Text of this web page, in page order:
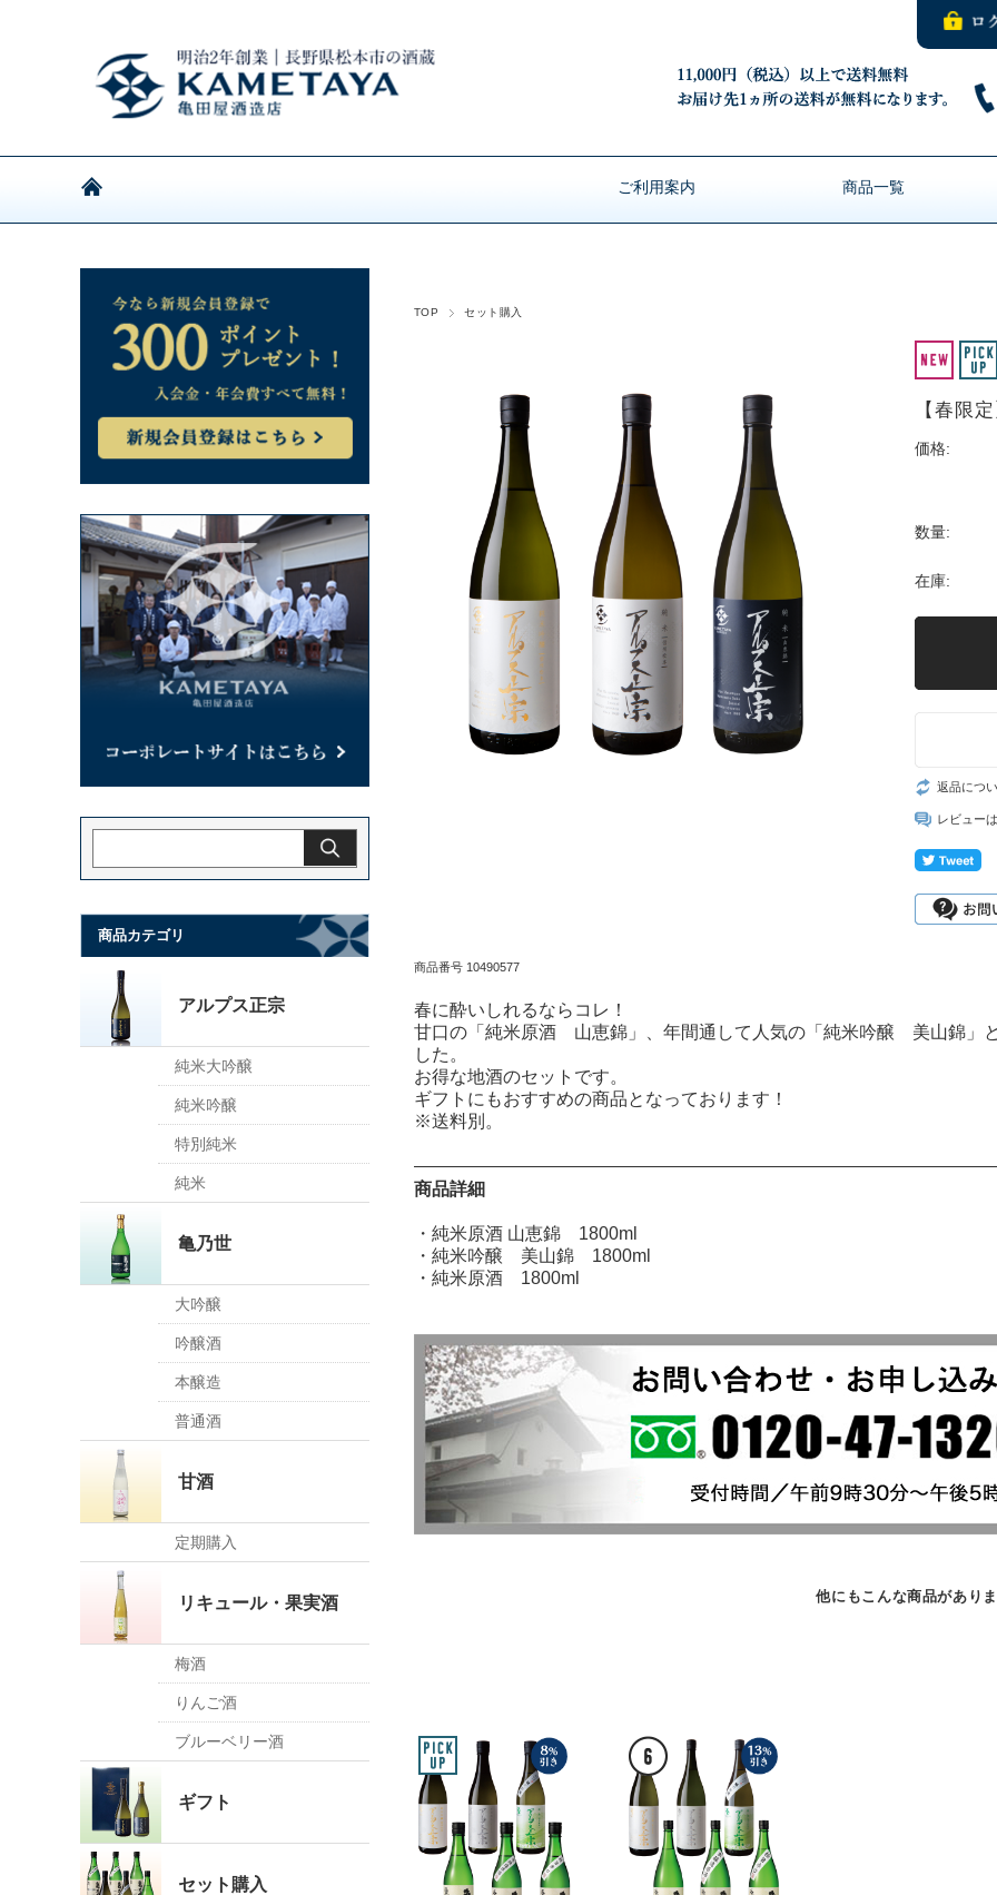
ご利用案内 商品一覧
TOP セット購入
【春限
価格:
数量:
在庫:
返品につ
レビュー
商品番号 10490577
春に酔いしれるならコレ！
甘口の「純米原酒 山恵錦」、年間通して人気の「純米吟醸 美山錦」
した。
お得な地酒のセットです。
ギフトにもおすすめの商品となっております！
※送料別。
商品詳細
・純米原酒 山恵錦 1800ml
・純米吟醸 美山錦 1800ml
・純米原酒 1800ml
他にもこんな商品があり
商品カテゴリ
アルプス正宗
純米大吟醸
純米吟醸
特別純米
純米
亀乃世
大吟醸
吟醸酒
本醸造
普通酒
甘酒
定期購入
リキュール・果実酒
梅酒
りんご酒
ブルーベリー酒
ギフト
セット購入